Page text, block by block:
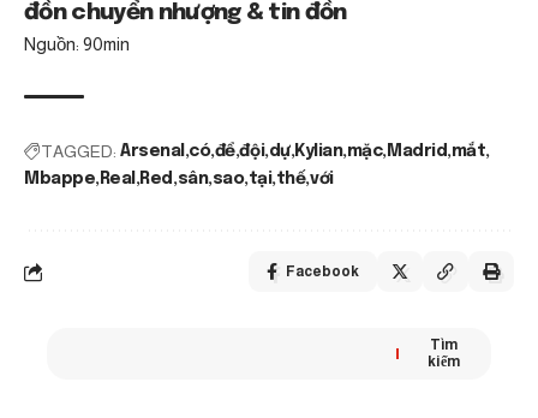
đồn chuyển nhượng & tin đồn
Nguồn: 90min
TAGGED: Arsenal có để đội dự Kylian mặc Madrid mắt
Mbappe Real Red sân sao tại thế với
Facebook
Tìm
kiếm